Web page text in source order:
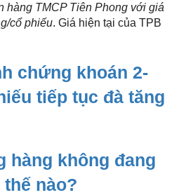
hàng TMCP Tiên Phong với giá
cổ phiếu. Giá hiện tại của TPB
chứng khoán 2-
tiếp tục đà tăng
hàng không đang
nào?